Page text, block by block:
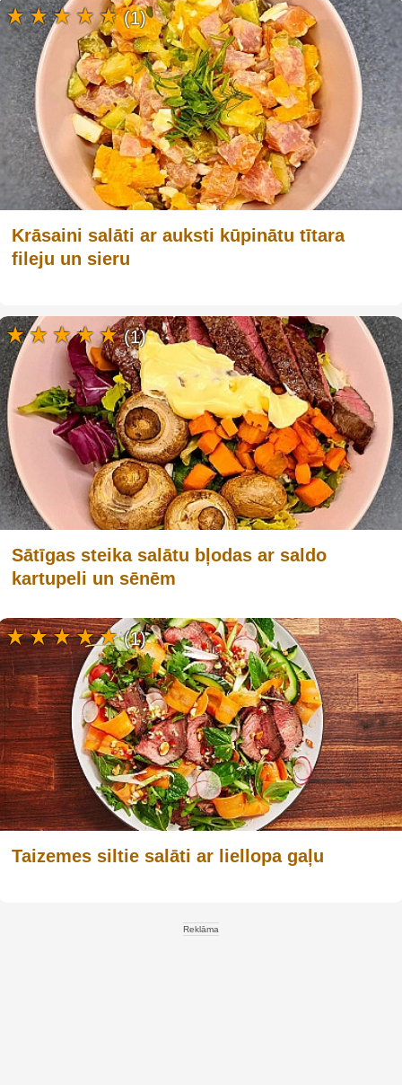
Krāsaini salāti ar auksti kūpinātu tītara
fileju un sieru
(1)
Sātīgas steika salātu bļodas ar saldo
kartupeli un sēnēm
(1)
Taizemes siltie salāti ar liellopa gaļu
(1)
Reklāma